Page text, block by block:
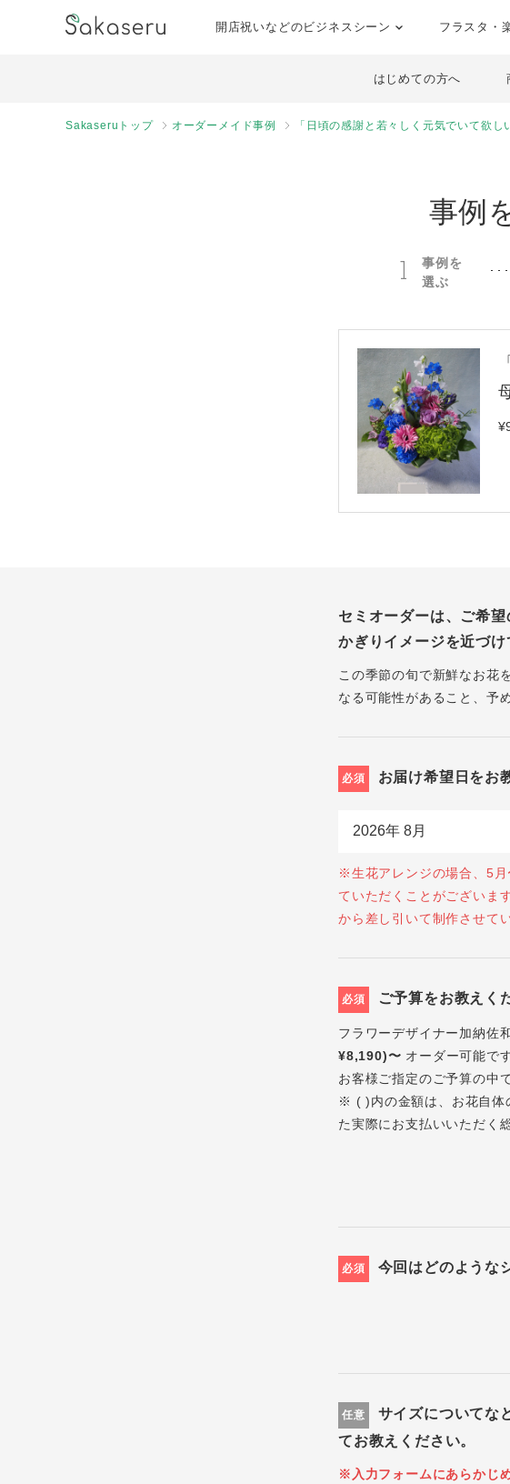
開店祝いなどのビジネスシーン フラスタ・
はじめての方へ
Sakaseruトップ オーダーメイド事例 「日頃の感謝と若々しく元気でいて欲
事例
1
事例を
選ぶ
セミオーダーは、ご希
かぎりイメージを近づけ
この季節の旬で新鮮なお花
なる可能性があること、予
必須 お届け希望日をお
※生花アレンジの場合、5
ていただくことがございま
から差し引いて制作させて
必須 ご予算をお教えく
フラワーデザイナー加納佐
¥8,190)〜 オーダー可能です
お客様ご指定のご予算の中
※ ( )内の金額は、お花自体
た実際にお支払いいただく
必須 今回はどのような
任意
サイズについてな
てお教えください。
※入力フォームにあらかじ